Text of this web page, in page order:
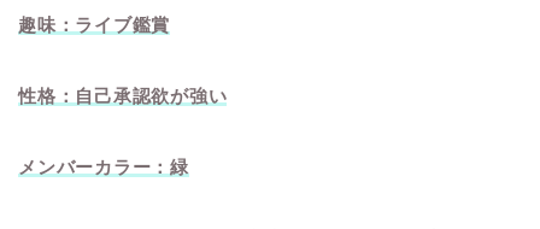
趣味：ライブ鑑賞
性格：自己承認欲が強い
メンバーカラー：緑